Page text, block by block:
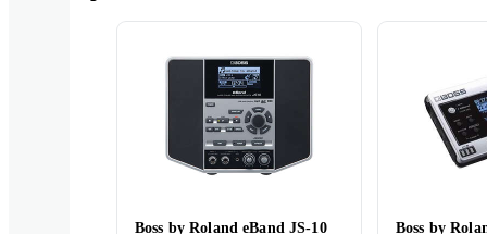
Boss by Roland eBand JS-10 Boss by